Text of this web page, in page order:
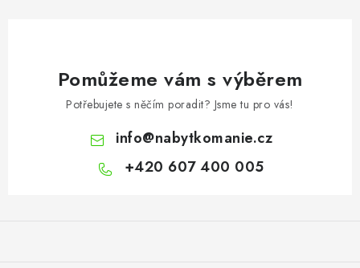
Pomůžeme vám s výběrem
Potřebujete s něčím poradit? Jsme tu pro vás!
info@nabytkomanie.cz
+420 607 400 005